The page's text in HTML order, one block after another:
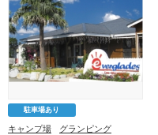
駐車場あり
キャンプ場 グランピング